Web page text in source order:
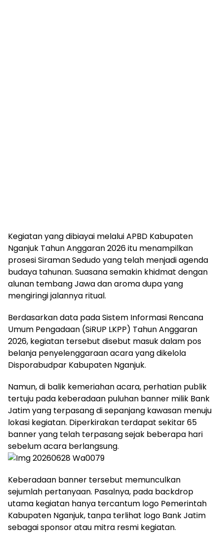
Kegiatan yang dibiayai melalui APBD Kabupaten
Nganjuk Tahun Anggaran 2026 itu menampilkan
prosesi Siraman Sedudo yang telah menjadi agenda
budaya tahunan. Suasana semakin khidmat dengan
alunan tembang Jawa dan aroma dupa yang
mengiringi jalannya ritual.
Berdasarkan data pada Sistem Informasi Rencana
Umum Pengadaan (SiRUP LKPP) Tahun Anggaran
2026, kegiatan tersebut disebut masuk dalam pos
belanja penyelenggaraan acara yang dikelola
Disporabudpar Kabupaten Nganjuk.
Namun, di balik kemeriahan acara, perhatian publik
tertuju pada keberadaan puluhan banner milik Bank
Jatim yang terpasang di sepanjang kawasan menuju
lokasi kegiatan. Diperkirakan terdapat sekitar 65
banner yang telah terpasang sejak beberapa hari
sebelum acara berlangsung.
Keberadaan banner tersebut memunculkan
sejumlah pertanyaan. Pasalnya, pada backdrop
utama kegiatan hanya tercantum logo Pemerintah
Kabupaten Nganjuk, tanpa terlihat logo Bank Jatim
sebagai sponsor atau mitra resmi kegiatan.